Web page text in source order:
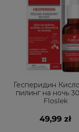
Гесперидин
пилинг на ночь
Floslek
49,99 zł